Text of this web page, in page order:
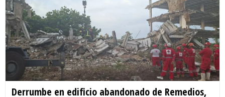
Derrumbe en edificio abandonado de Remedios,